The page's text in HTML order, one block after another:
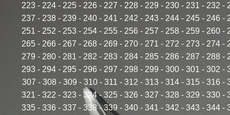
223 - 224 - 225 - 226 - 227 - 228 - 229 - 230 - 231 - 232 -
237 - 238 - 239 - 240 - 241 - 242 - 243 - 244 - 245 - 246 -
251 - 252 - 253- 254 - 255 - 256 - 257 - 258 - 259 - 260 -
265 - 266 - 267 - 268 - 269 - 270 - 271 - 272 - 273 - 274 -
279 - 280 - 281 - 282 - 283 - 284 - 285 - 286 - 287 - 288 -
293 - 294 - 295 - 296 - 297 - 298 - 299 - 300 - 301 - 302 -
307 - 308- 309 - 310- 311 - 312 - 313- 314- 315- 316 -
321 - 322 - 323 - 324- 325 - 326 - 327 - 328 - 329 - 330 -
335 - 336 - 337 - 338-339 - 340 - 341 - 342 - 343 - 344 -